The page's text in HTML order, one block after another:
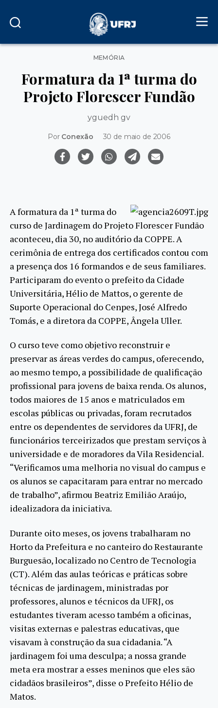
Categorias
MEMÓRIA
Formatura da 1ª turma do
Projeto Florescer Fundão
yguedh gv
Por Conexão 30 de maio de 2006
A formatura da 1ª turma do
curso de Jardinagem do Projeto Florescer Fundão
aconteceu, dia 30, no auditório da COPPE. A
cerimônia de entrega dos certificados contou com
a presença dos 16 formandos e de seus familiares.
Participaram do evento o prefeito da Cidade
Universitária, Hélio de Mattos, o gerente de
Suporte Operacional do Cenpes, José Alfredo
Tomás, e a diretora da COPPE, Ângela Uller.
O curso teve como objetivo reconstruir e
preservar as áreas verdes do campus, oferecendo,
ao mesmo tempo, a possibilidade de qualificação
profissional para jovens de baixa renda. Os alunos,
todos maiores de 15 anos e matriculados em
escolas públicas ou privadas, foram recrutados
entre os dependentes de servidores da UFRJ, de
funcionários terceirizados que prestam serviços à
universidade e de moradores da Vila Residencial.
“Verificamos uma melhoria no visual do campus e
os alunos se capacitaram para entrar no mercado
de trabalho”, afirmou Beatriz Emilião Araújo,
idealizadora da iniciativa.
Durante oito meses, os jovens trabalharam no
Horto da Prefeitura e no canteiro do Restaurante
Burguesão, localizado no Centro de Tecnologia
(CT). Além das aulas teóricas e práticas sobre
técnicas de jardinagem, ministradas por
professores, alunos e técnicos da UFRJ, os
estudantes tiveram acesso também a oficinas,
visitas externas e palestras educativas, que
visavam à construção da sua cidadania. “A
jardinagem foi uma desculpa; a nossa grande
meta era mostrar a esses meninos que eles são
cidadãos brasileiros”, disse o Prefeito Hélio de
Matos.